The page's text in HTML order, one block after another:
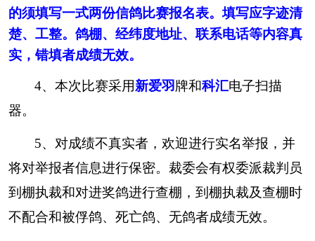
布成绩后24小时内为接受办理申诉的有效时间，
过期不予受理。
九、本规程解释权和补充修改权属于成都市
信鸽协会，未尽事宜，另行通知。
成都市信鸽协会
2026年05月11日
特别提示：
1、参赛者在比赛之前，必须对电子鸽钟设备进
的须填写一式两份信鸽比赛报名表。填写应字迹清
楚、工整。鸽棚、经纬度地址、联系电话等内容真
实，错填者成绩无效。
4、本次比赛采用新爱羽牌和科汇电子扫描
器。
5、对成绩不真实者，欢迎进行实名举报，并
将对举报者信息进行保密。裁委会有权委派裁判员
到棚执裁和对进奖鸽进行查棚，到棚执裁及查棚时
不配合和被俘鸽、死亡鸽、无鸽者成绩无效。